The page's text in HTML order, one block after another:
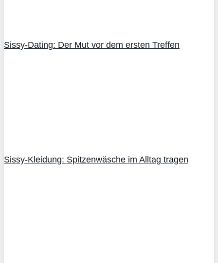
Sissy-Dating: Der Mut vor dem ersten Treffen
Sissy-Kleidung: Spitzenwäsche im Alltag tragen